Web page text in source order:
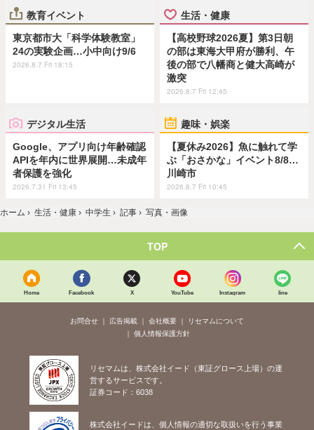
教育イベント
東京都市大「科学体験教室」
24の実験企画…小中向け9/6
2026.8.7 Fri 18:15
生活・健康
【高校野球2026夏】第3日朝
の部は東海大甲府が勝利、午
後の部で八幡商と健大高崎が
激突
2026.8.7 Fri 12:45
デジタル生活
Google、アプリ向け年齢確認
APIを年内に世界展開…未成年
者保護を強化
2026.7.31 Fri 13:45
趣味・娯楽
【夏休み2026】魚に触れて学
ぶ「おさかな」イベント8/8…
川崎市
2026.8.7 Fri 10:45
ホーム › 生活・健康 › 中学生 › 記事 › 写真・画像
TOP
Home Facebook X YouTube Instagram line
お問合せ 広告掲載 会社概要
リセマムについて
個人情報保護方針
リセマムは、株式会社イード（東証グロース上場）の運
営するサービスです。
証券コード：6038
株式会社イードは、個人情報の適切な取扱いを行う事業